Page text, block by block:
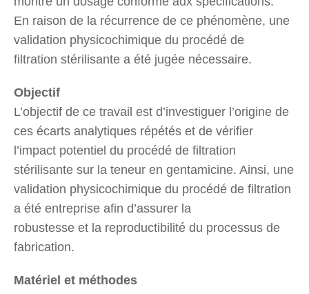
En raison de la récurrence de ce phénomène, une
validation physicochimique du procédé de
filtration stérilisante a été jugée nécessaire.
Objectif
L’objectif de ce travail est d’investiguer l’origine de
ces écarts analytiques répétés et de vérifier
l’impact potentiel du procédé de filtration
stérilisante sur la teneur en gentamicine. Ainsi, une
validation physicochimique du procédé de filtration
a été entreprise afin d’assurer la
robustesse et la reproductibilité du processus de
fabrication.
Matériel et méthodes